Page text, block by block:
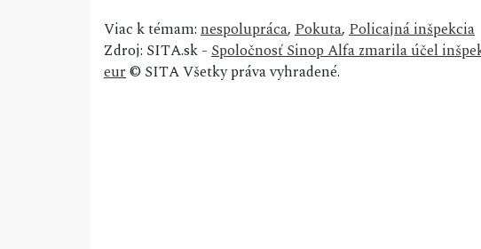
Viac k témam:nespolupráca,Pokuta,Policajná inšpekcia
Zdroj: SITA.sk -Spoločnosť Sinop Alfa zmarila účel
eur© SITA Všetky práva vyhradené.